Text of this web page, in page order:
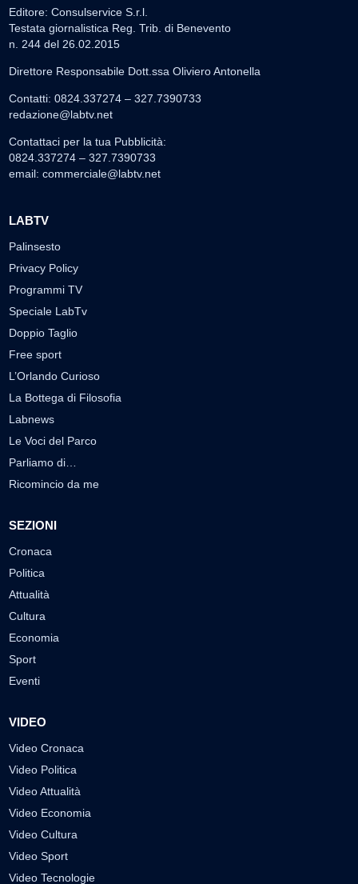
Editore: Consulservice S.r.l.
Testata giornalistica Reg. Trib. di Benevento
n. 244 del 26.02.2015
Direttore Responsabile Dott.ssa Oliviero Antonella
Contatti: 0824.337274 – 327.7390733
redazione@labtv.net
Contattaci per la tua Pubblicità:
0824.337274 – 327.7390733
email: commerciale@labtv.net
LABTV
Palinsesto
Privacy Policy
Programmi TV
Speciale LabTv
Doppio Taglio
Free sport
L’Orlando Curioso
La Bottega di Filosofia
Labnews
Le Voci del Parco
Parliamo di…
Ricomincio da me
SEZIONI
Cronaca
Politica
Attualità
Cultura
Economia
Sport
Eventi
VIDEO
Video Cronaca
Video Politica
Video Attualità
Video Economia
Video Cultura
Video Sport
Video Tecnologie